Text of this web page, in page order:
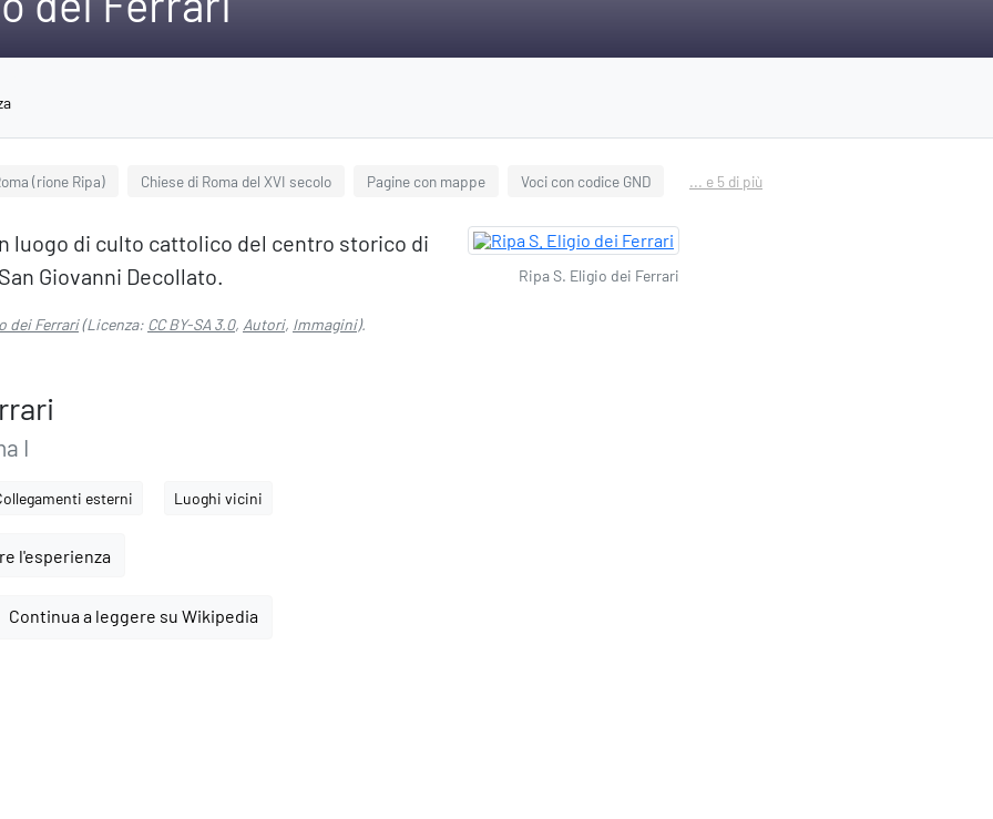
(rione Ripa) Chiese di Roma del XVI secolo Pagine con mappe Voci con codice GND ... e 5 di più
luogo di culto cattolico del centro storico di
Giovanni Decollato.
dei Ferrari(Licenza: CC BY-SA 3.0, Autori, Immagini).
I
esterni Luoghi vicini
l'esperienza
Continua a leggere su Wikipedia
Ripa S. Eligio dei Ferrari